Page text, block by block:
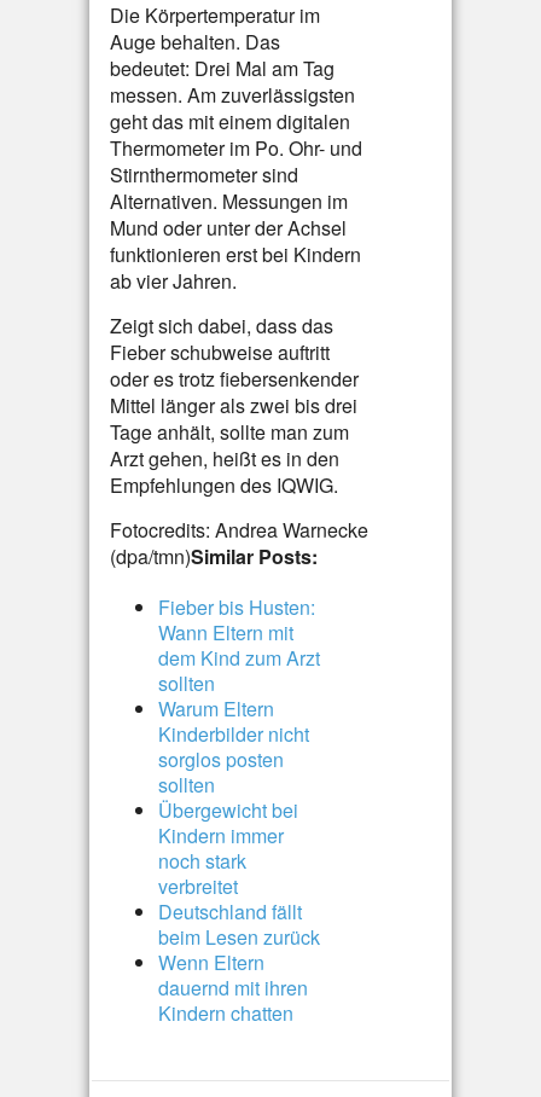
Die Körpertemperatur im
Auge behalten. Das
bedeutet: Drei Mal am Tag
messen. Am zuverlässigsten
geht das mit einem digitalen
Thermometer im Po. Ohr- und
Stirnthermometer sind
Alternativen. Messungen im
Mund oder unter der Achsel
funktionieren erst bei Kindern
ab vier Jahren.
Zeigt sich dabei, dass das
Fieber schubweise auftritt
oder es trotz fiebersenkender
Mittel länger als zwei bis drei
Tage anhält, sollte man zum
Arzt gehen, heißt es in den
Empfehlungen des IQWIG.
Fotocredits: Andrea Warnecke
(dpa/tmn)Similar Posts:
Fieber bis Husten:
Wann Eltern mit
dem Kind zum Arzt
sollten
Warum Eltern
Kinderbilder nicht
sorglos posten
sollten
Übergewicht bei
Kindern immer
noch stark
verbreitet
Deutschland fällt
beim Lesen zurück
Wenn Eltern
dauernd mit ihren
Kindern chatten